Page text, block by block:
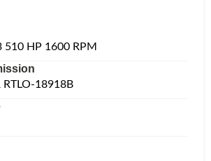
510 HP 1600 RPM
RTLO-18918B